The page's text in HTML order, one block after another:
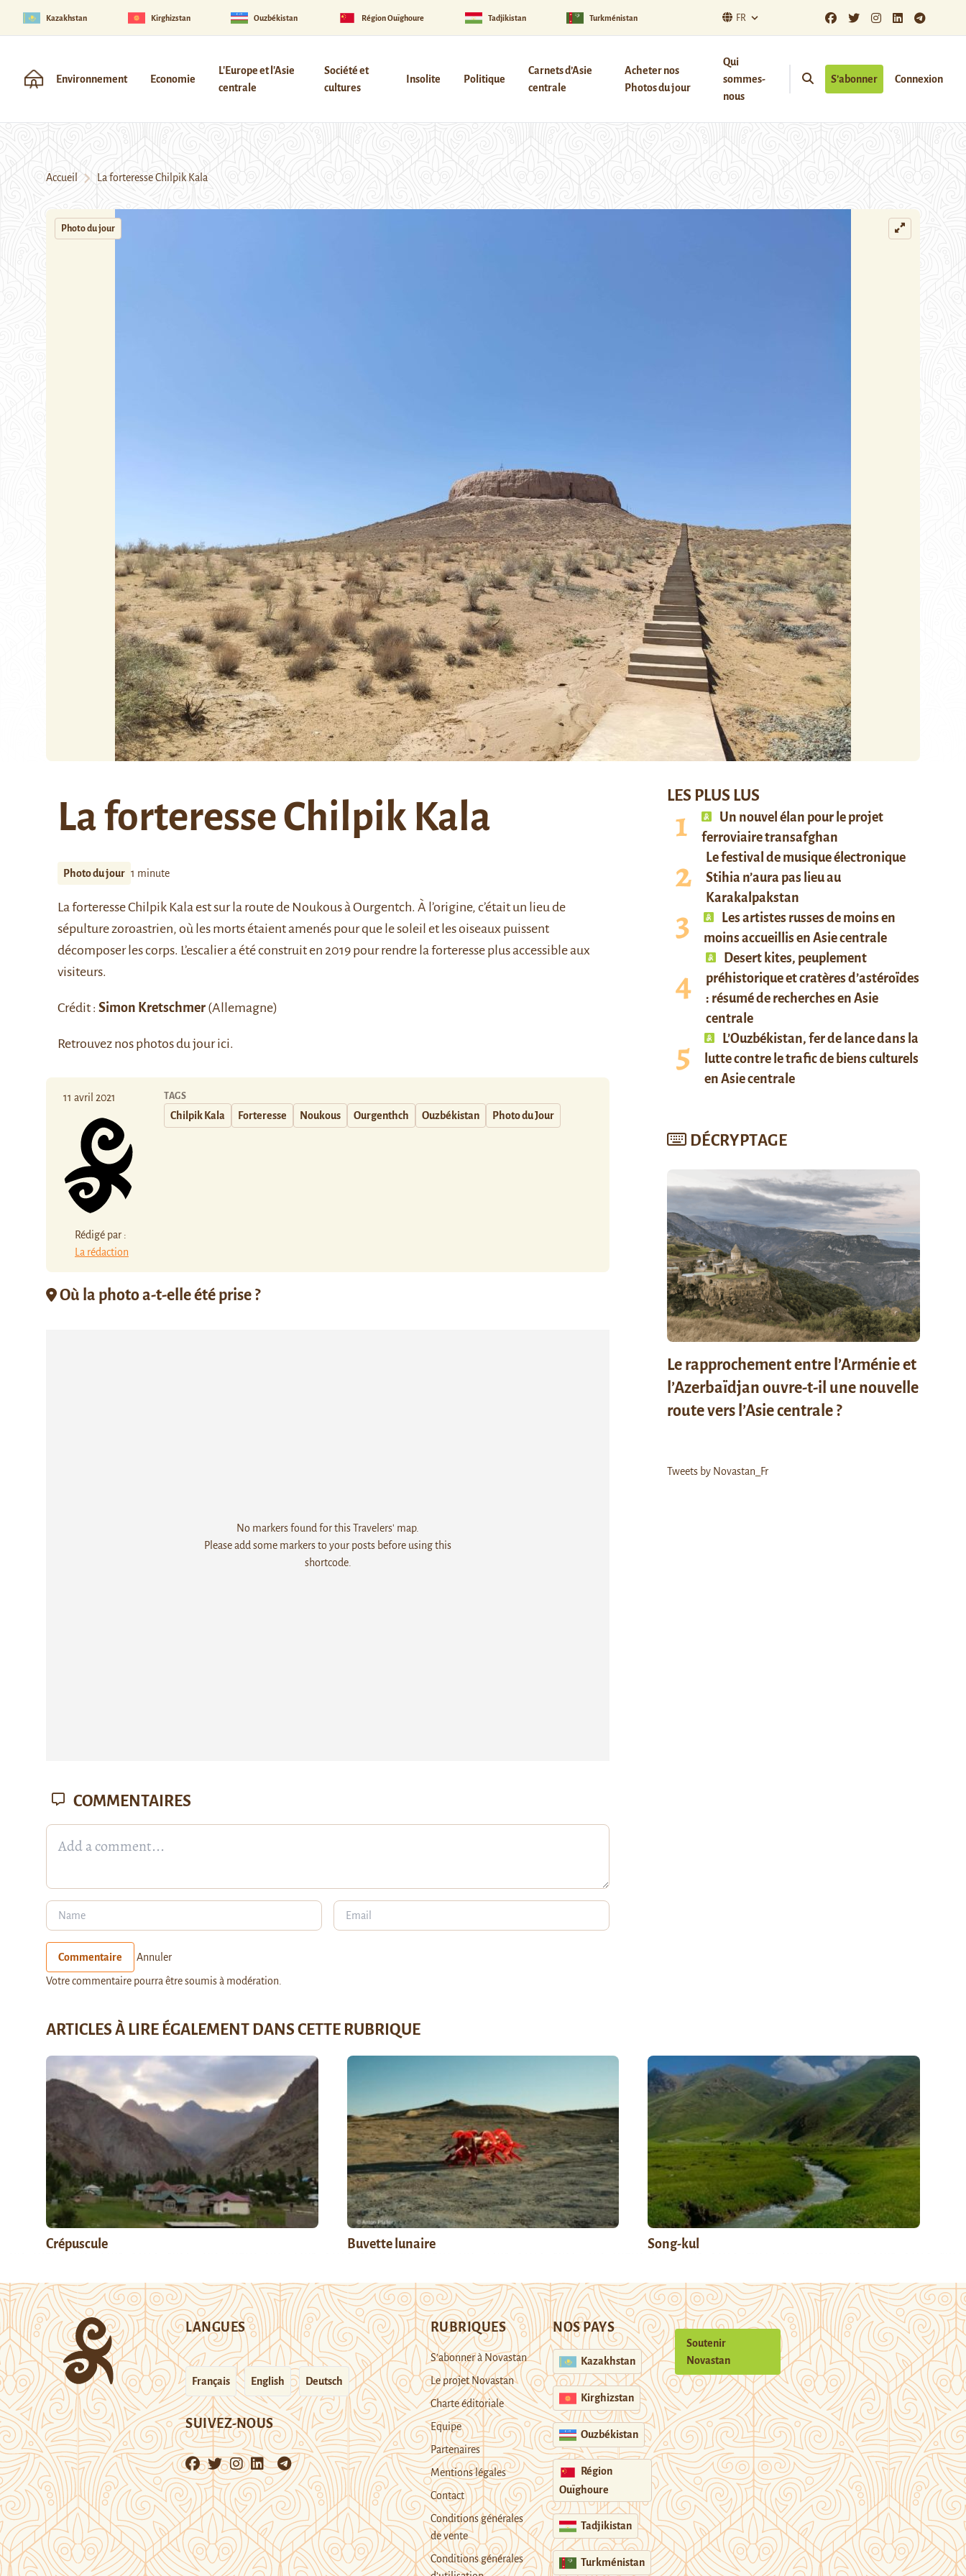
Kazakhstan Kirghizstan Ouzbékistan Région Ouïghoure Tadjikistan Turkménistan FR
Environnement Economie
L'Europe et l'Asie
centrale
Société et
cultures
Insolite Politique
Carnets d’Asie
centrale
Acheter nos
Photos du jour
Qui
sommes-
nous
S’abonner Connexion
Accueil La forteresse Chilpik Kala
Photo du jour
La forteresse Chilpik Kala
Photo du jour 1 minute
La forteresse Chilpik Kala est sur la route de Noukous à Ourgentch. À l’origine, c’était un lieu de
sépulture zoroastrien, où les morts étaient amenés pour que le soleil et les oiseaux puissent
décomposer les corps. L’escalier a été construit en 2019 pour rendre la forteresse plus accessible aux
visiteurs.
Crédit : Simon Kretschmer (Allemagne)
Retrouvez nos photos du jourici.
11 avril 2021
Rédigé par :
La rédaction
TAGS
Chilpik Kala Forteresse Noukous Ourgenthch Ouzbékistan Photo du Jour
Où la photo a-t-elle été prise ?
No markers found for this Travelers' map.
Please add some markers to your posts before using this
shortcode.
LES PLUS LUS
Un nouvel élan pour le projet
ferroviaire transafghan
Le festival de musique électronique
Stihia n’aura pas lieu au
Karakalpakstan
Les artistes russes de moins en
moins accueillis en Asie centrale
Desert kites, peuplement
préhistorique et cratères d’astéroïdes
: résumé de recherches en Asie
centrale
L’Ouzbékistan, fer de lance dans la
lutte contre le trafic de biens culturels
en Asie centrale
DÉCRYPTAGE
Le rapprochement entre l’Arménie et
l’Azerbaïdjan ouvre-t-il une nouvelle
route vers l’Asie centrale ?
Tweets by Novastan_Fr
COMMENTAIRES
Commentaire Annuler
Votre commentaire pourra être soumis à modération.
ARTICLES À LIRE ÉGALEMENT DANS CETTE RUBRIQUE
Crépuscule Buvette lunaire Song-kul
LANGUES
Français English Deutsch
SUIVEZ-NOUS
RUBRIQUES
S’abonner à Novastan
Le projet Novastan
Charte éditoriale
Equipe
Partenaires
Mentions légales
Contact
Conditions générales
de vente
Conditions générales
NOS PAYS
Kazakhstan
Kirghizstan
Ouzbékistan
Région
Ouïghoure
Tadjikistan
Turkménistan
Soutenir
Novastan